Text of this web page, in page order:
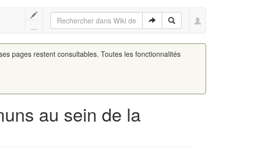
...
pages restent consultables. Toutes les fonctionnalités
au sein de la